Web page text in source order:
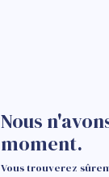
Nous
moment.
Vous trouverez